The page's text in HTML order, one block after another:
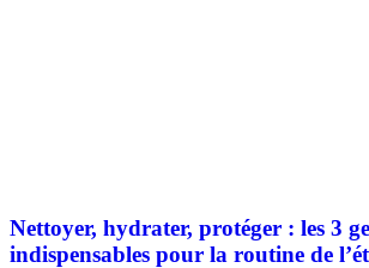
Nettoyer, hydrater, protéger : les 3
indispensables pour la routine de